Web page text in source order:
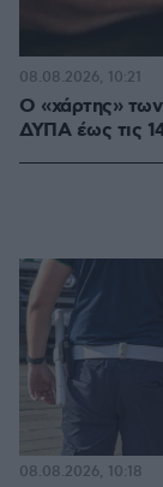
Ο «χάρτης»
ΔΥΠΑ έως τις
08.08.2026, 10:21
08.08.2026, 10:18